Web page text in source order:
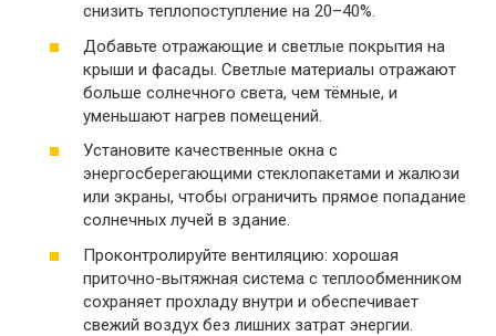
снизить теплопоступление на 20–40%.
Добавьте отражающие и светлые покрытия на
крыши и фасады. Светлые материалы отражают
больше солнечного света, чем тёмные, и
уменьшают нагрев помещений.
Установите качественные окна с
энергосберегающими стеклопакетами и жалюзи
или экраны, чтобы ограничить прямое попадание
солнечных лучей в здание.
Проконтролируйте вентиляцию: хорошая
приточно-вытяжная система с теплообменником
сохраняет прохладу внутри и обеспечивает
свежий воздух без лишних затрат энергии.